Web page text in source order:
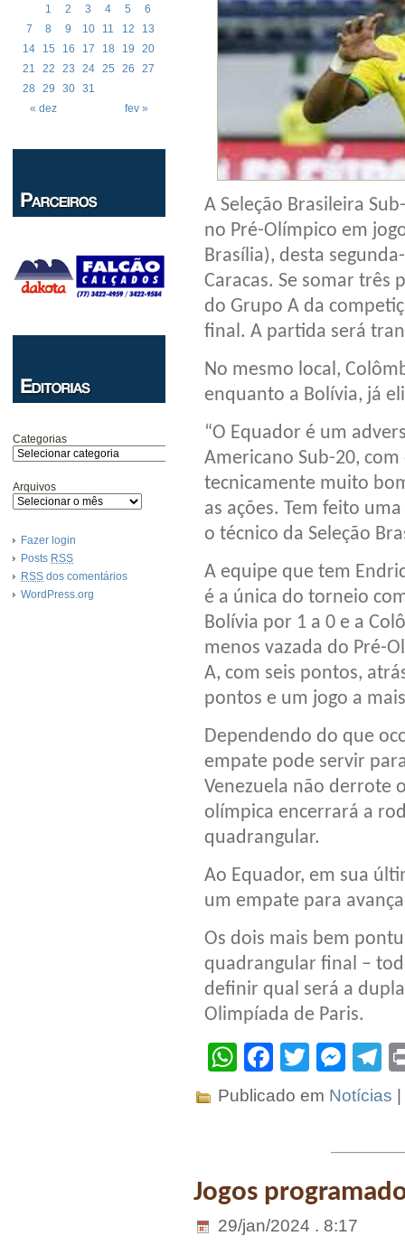
« dez fev »
1 2 3 4 5
6
7
8 9 10 11 12
13
14
15 16 17 18 19
20
21
22 23 24 25 26
27
28
29 30 31
Categorias
Arquivos
Fazer login
Posts RSS
RSS dos comentários
WordPress.org
A Seleção Brasileira
no Pré-Olímpico em
Brasília), desta
Caracas. Se somar
do Grupo A da
final. A partida será
No mesmo local,
enquanto a Bolívia, já
“O Equador é um
Americano Sub-20,
tecnicamente muito
as ações. Tem feito
o técnico da Seleção
A equipe que tem
é a única do torneio
Bolívia por 1 a 0 e a
menos vazada do Pré-
A, com seis pontos,
pontos e um jogo a
Dependendo do que
empate pode servir
Venezuela não derrote
olímpica encerrará a
quadrangular.
Ao Equador, em sua
um empate para
Os dois mais bem
quadrangular final –
definir qual será a
Olimpíada de Paris.
WhatsApp
Facebook
Twitter
Publicado em Notícias
Jogos
29/jan/2024 . 8:17